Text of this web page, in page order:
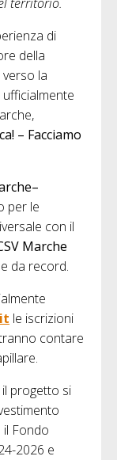
di
della
la
– Facciamo
per le
con il
Marche
da record.
le iscrizioni
contare
il progetto si
Fondo
2026 e